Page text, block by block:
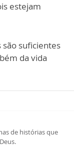
estejam
são suficientes
da vida
de histórias que